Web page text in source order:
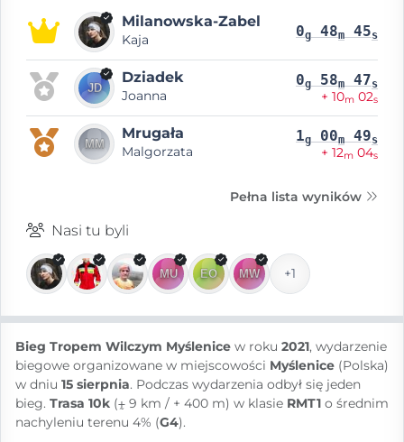
Milanowska-Zabel
Kaja 0g 48m 45s
Dziadek
Joanna
0g 58m 47s
+ 10m 02s
Mrugała
Malgorzata
1g 00m 49s
+ 12m 04s
Pełna lista wyników
Nasi tu byli
+1
Bieg Tropem Wilczym Myślenice w roku 2021, wydarzenie
biegowe organizowane w miejscowości Myślenice (Polska)
w dniu 15 sierpnia. Podczas wydarzenia odbył się jeden
bieg. Trasa 10k (⨦ 9 km / + 400 m) w klasie RMT1 o średnim
nachyleniu terenu 4% (G4).